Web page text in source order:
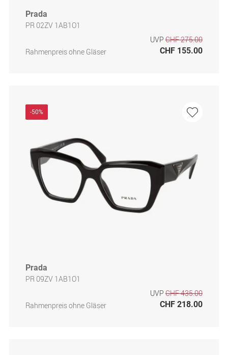
Prada
PR 02ZV 1AB1O1
Rahmenpreis ohne Gläser
UVP CHF 275.00
CHF 155.00
-50%
Prada
PR 09ZV 1AB1O1
Rahmenpreis ohne Gläser
UVP CHF 435.00
CHF 218.00